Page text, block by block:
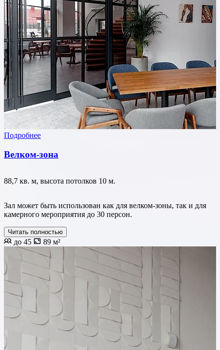
Подробнее
Велком-зона
88,7 кв. м, высота потолков 10 м.
Зал может быть использован как для велком-зоны, так и для
камерного мероприятия до 30 персон.
Читать полностью
до 45 89 м²